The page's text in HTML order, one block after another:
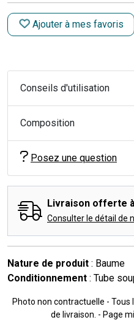
Ajouter à mes favoris
Conseils d'utilisation
Composition
Posez une question
Livraison offerte
Consulter le détail de
Nature de produit : Baume
Conditionnement : Tube
Photo non contractuelle - Tous
de livraison. - Page